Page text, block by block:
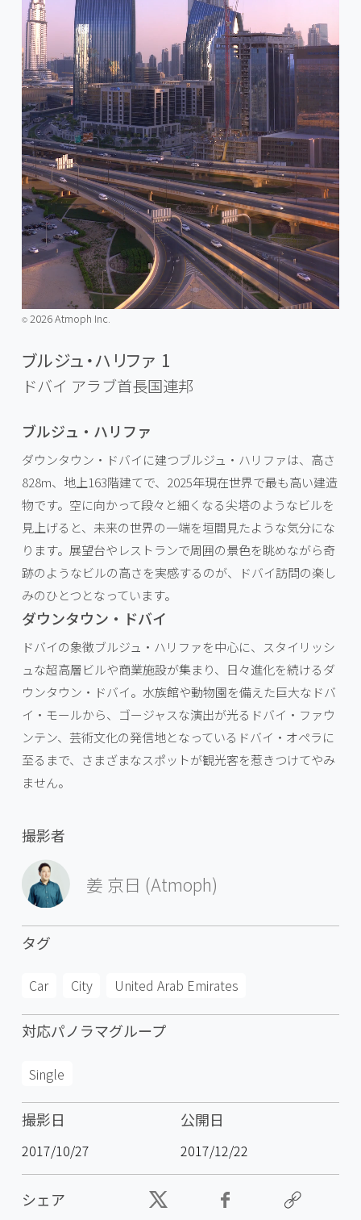
©️2026 Atmoph Inc.
ブルジュ・ハリファ 1
ドバイ アラブ首長国連邦
ブルジュ・ハリファ
ダウンタウン・ドバイに建つブルジュ・ハリファは、高さ
828m、地上163階建てで、2025年現在世界で最も高い建造
物です。空に向かって段々と細くなる尖塔のようなビルを
見上げると、未来の世界の一端を垣間見たような気分にな
ります。展望台やレストランで周囲の景色を眺めながら奇
跡のようなビルの高さを実感するのが、ドバイ訪問の楽し
みのひとつとなっています。
ダウンタウン・ドバイ
ドバイの象徴ブルジュ・ハリファを中心に、スタイリッシ
ュな超高層ビルや商業施設が集まり、日々進化を続けるダ
ウンタウン・ドバイ。水族館や動物園を備えた巨大なドバ
イ・モールから、ゴージャスな演出が光るドバイ・ファウ
ンテン、芸術文化の発信地となっているドバイ・オペラに
至るまで、さまざまなスポットが観光客を惹きつけてやみ
ません。
撮影者
姜 京日 (Atmoph)
タグ
Car City United Arab Emirates
対応パノラマグループ
Single
撮影日
2017/10/27
公開日
2017/12/22
シェア